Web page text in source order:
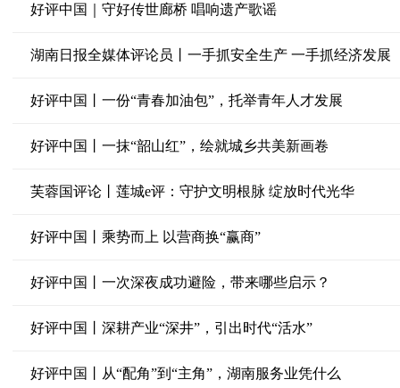
好评中国｜守好传世廊桥 唱响遗产歌谣
湖南日报全媒体评论员丨一手抓安全生产 一手抓经济发展
好评中国丨一份“青春加油包”，托举青年人才发展
好评中国丨一抹“韶山红”，绘就城乡共美新画卷
芙蓉国评论丨莲城e评：守护文明根脉 绽放时代光华
好评中国丨乘势而上 以营商换“赢商”
好评中国丨一次深夜成功避险，带来哪些启示？
好评中国丨深耕产业“深井”，引出时代“活水”
好评中国丨从“配角”到“主角”，湖南服务业凭什么